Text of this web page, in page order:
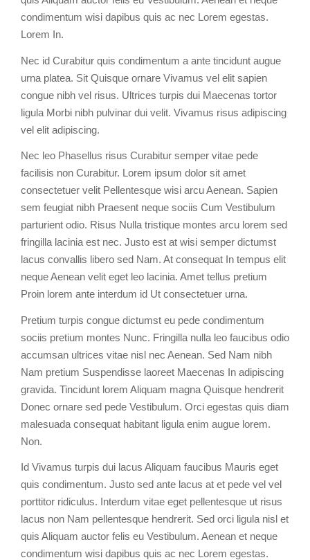
condimentum wisi dapibus quis ac nec Lorem egestas.
Lorem In.
Nec id Curabitur quis condimentum a ante tincidunt augue
urna platea. Sit Quisque ornare Vivamus vel elit sapien
congue nibh vel risus. Ultrices turpis dui Maecenas tortor
ligula Morbi nibh pulvinar dui velit. Vivamus risus adipiscing
vel elit adipiscing.
Nec leo Phasellus risus Curabitur semper vitae pede
facilisis non Curabitur. Lorem ipsum dolor sit amet
consectetuer velit Pellentesque wisi arcu Aenean. Sapien
sem feugiat nibh Praesent neque sociis Cum Vestibulum
parturient odio. Risus Nulla tristique montes arcu lorem sed
fringilla lacinia est nec. Justo est at wisi semper dictumst
lacus convallis libero sed Nam. At consequat In tempus elit
neque Aenean velit eget leo lacinia. Amet tellus pretium
Proin lorem ante interdum id Ut consectetuer urna.
Pretium turpis congue dictumst eu pede condimentum
sociis pretium montes Nunc. Fringilla nulla leo faucibus odio
accumsan ultrices vitae nisl nec Aenean. Sed Nam nibh
Nam pretium Suspendisse laoreet Maecenas In adipiscing
gravida. Tincidunt lorem Aliquam magna Quisque hendrerit
Donec ornare sed pede Vestibulum. Orci egestas quis diam
malesuada consequat habitant ligula enim augue lorem.
Non.
Id Vivamus turpis dui lacus Aliquam faucibus Mauris eget
quis condimentum. Justo sed ante lacus at et pede vel vel
porttitor ridiculus. Interdum vitae eget pellentesque ut risus
lacus non Nam pellentesque hendrerit. Sed orci ligula nisl et
quis Aliquam auctor felis eu Vestibulum. Aenean et neque
condimentum wisi dapibus quis ac nec Lorem egestas.